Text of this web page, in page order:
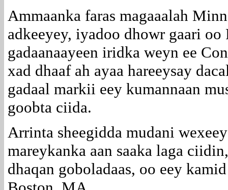
Ammaanka faras magaaalah
adkeeyey, iyadoo dhowr gaari
gadaanaayeen iridka weyn ee
xad dhaaf ah ayaa hareeysay
gadaal markii eey kumannaan
goobta ciida.
Arrinta sheegidda mudani
mareykanka aan saaka laga
dhaqan goboladaas, oo eey